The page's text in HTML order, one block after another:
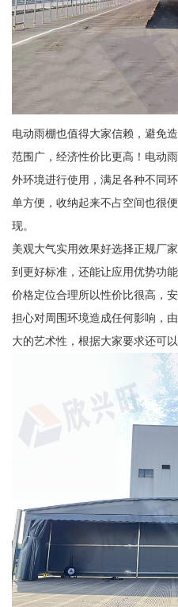
电动雨棚也值得大家信赖，避免
范围广，经济性价比更高！电动
外环境进行使用，满足各种不同
单方便，收纳起来不占空间也很
现。
美观大气实用效果好选择正规厂
到更好标准，还能让应用优势功
价格定位合理所以性价比很高，
担心对周围环境造成任何影响，
大的艺术性，根据大家要求还可